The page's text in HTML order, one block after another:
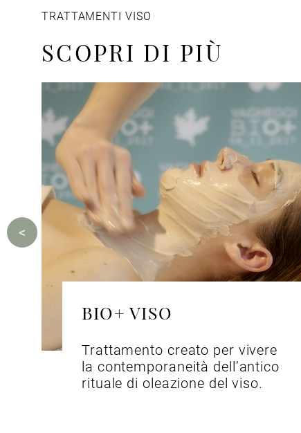
TRATTAMENTI VISO
SCOPRI DI PIÙ
BIO+ VISO
Trattamento creato per vivere
la contemporaneità dell’antico
rituale di oleazione del viso.